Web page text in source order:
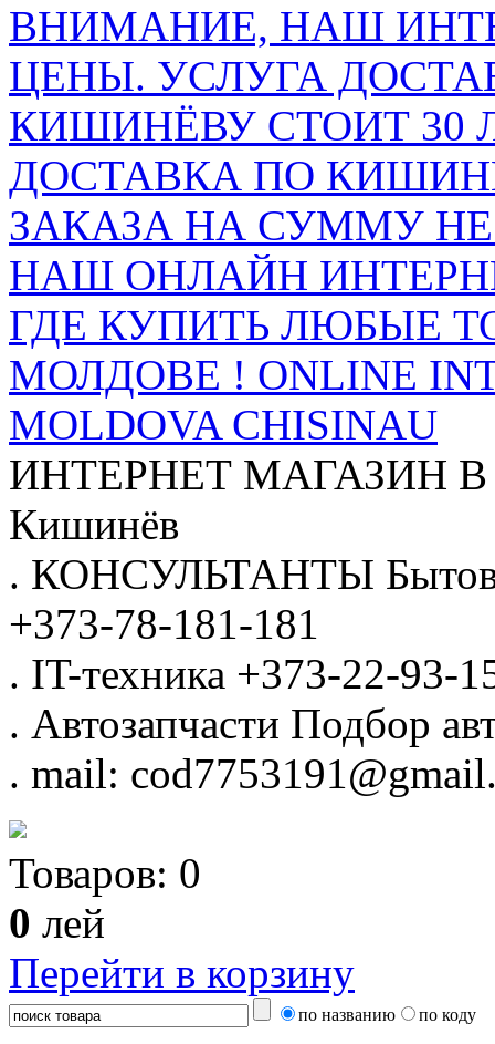
ВНИМАНИЕ, НАШ
ЦЕНЫ. УСЛУГА
КИШИНЁВУ СТОИТ 30
ДОСТАВКА ПО
ЗАКАЗА НА СУММУ НЕ
НАШ ОНЛАЙН
ГДЕ КУПИТЬ ЛЮБЫЕ
МОЛДОВЕ ! ONLINE
MOLDOVA CHISINAU
ИНТЕРНЕТ МАГАЗИН
Кишинёв
. КОНСУЛЬТАНТЫ
+373-78-181-181
. IT-техника +373-22-93-
. Автозапчасти Подбор
. mail:
Товаров: 0
0 лей
Перейти в корзину
по названию по коду